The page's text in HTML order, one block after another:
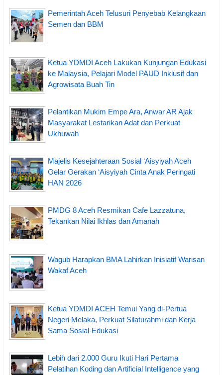
Pemerintah Aceh Telusuri Penyebab Kelangkaan
Semen dan BBM
Ketua YDMDI Aceh Lakukan Kunjungan Edukasi
ke Malaysia, Pelajari Model PAUD Inklusif dan
Agrowisata Buah Tin
Pelantikan Mukim Empe Ara, Anwar AR Ajak
Masyarakat Lestarikan Adat dan Perkuat
Ukhuwah
Majelis Kesejahteraan Sosial ‘Aisyiyah Aceh
Gelar Gerakan ‘Aisyiyah Cinta Anak Peringati
HAN 2026
PMDG 8 Aceh Resmikan Cafe Lazzatuna,
Tekankan Nilai Ikhlas dan Amanah
Wagub Harapkan BMA Lahirkan Inisiatif Warisan
Wakaf Aceh
Ketua YDMDI ACEH Temui Yang di-Pertua
Negeri Melaka, Perkuat Silaturahmi dan Kerja
Sama Sosial-Edukasi
Lebih dari 2.000 Guru Ikuti Hari Pertama
Pelatihan Koding dan Artificial Intelligence yang